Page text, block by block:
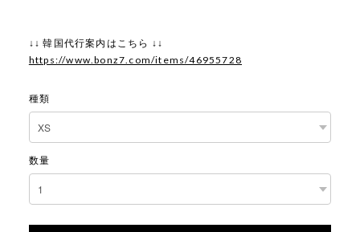
↓↓ 韓国代行案内はこちら ↓↓
https://www.bonz7.com/items/46955728
種類
数量